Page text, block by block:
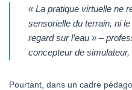
« La pratique virtuelle ne
sensorielle du terrain, ni
regard sur l’eau » –
concepteur de
Pourtant, dans un cadre